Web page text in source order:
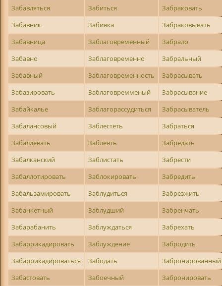
Забавляться
Забиться
Забраковать
Забавник
Забияка
Забраковывать
Забавница
Заблаговременный
Забрало
Забавно
Заблаговременно
Забральный
Забавный
Заблаговременность
Забрасывать
Забазировать
Заблаговремменый
Забрасывание
Забайкалье
Заблагорассудиться
Забрасыватель
Забалансовый
Заблестеть
Забраться
Забалдевать
Заблеять
Забредать
Забалканский
Заблистать
Забрести
Забаллотировать
Заблокировать
Забредить
Забальзамировать
Заблудиться
Забрезжить
Забанкетный
Заблудший
Забренчать
Забарабанить
Заблуждаться
Забрехать
Забаррикадировать
Заблуждение
Забродить
Забаррикадироваться
Забодать
Забронированный
Забастовать
Забоечный
Забронировать